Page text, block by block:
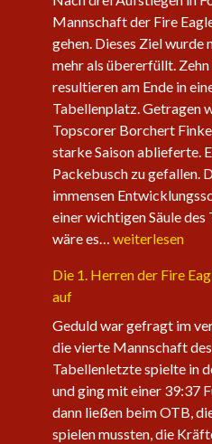
Mannschaft der Fire
gehen. Dieses Ziel
mehr als übererfüllt.
resultieren am Ende in
Tabellenplatz. Getragen
Topscorer Borchert
starke Saison ablieferte.
Packebusch zu gefallen.
immensen
einer wichtigen Säule
wäre es… Saisonabschluss
Herrenteams
weiterlesen
Die 1. Herren der Fire
auf
Geduld war gefragt im
die vierte Mannschaft
Tabellenletzte spielte in
und ging mit einer 39:37
dann ließen beim OTB,
spielen mussten, die